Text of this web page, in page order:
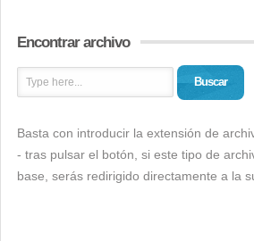
Encontrar archivo
Buscar
Basta con introducir la extensión de
- tras pulsar el botón, si este tipo de
base, serás redirigido directamente a la